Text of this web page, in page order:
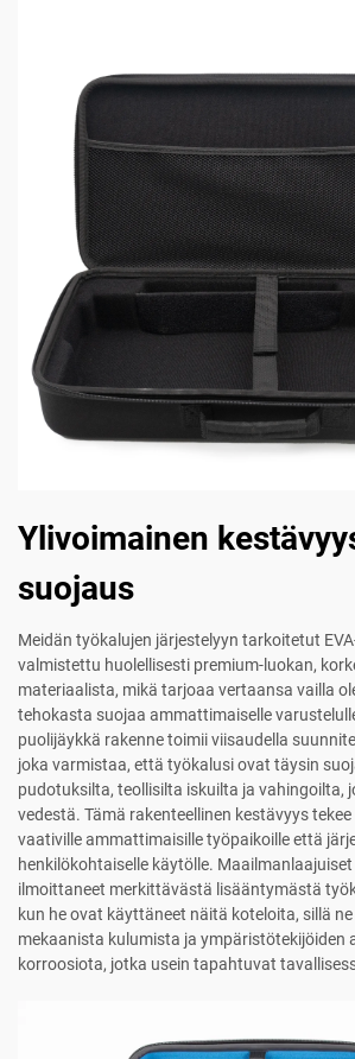
Ylivoimainen
suojaus
Meidän työkalujen järjestelyyn tarkoitetut
valmistettu huolellisesti premium-luokan,
materiaalista, mikä tarjoaa vertaansa vailla
tehokasta suojaa ammattimaiselle
puolijäykkä rakenne toimii viisaudella
joka varmistaa, että työkalusi ovat täysin
pudotuksilta, teollisilta iskuilta ja vahingoilta,
vedestä. Tämä rakenteellinen kestävyys
vaativille ammattimaisille työpaikoille että
henkilökohtaiselle käytölle.
ilmoittaneet merkittävästä lisääntymästä
kun he ovat käyttäneet näitä koteloita, sillä
mekaanista kulumista ja ympäristötekijöiden
korroosiota, jotka usein tapahtuvat